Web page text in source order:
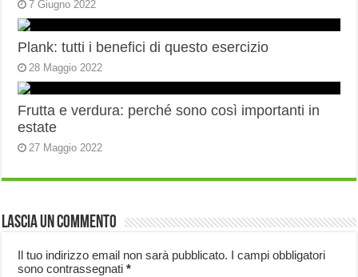
7 Giugno 2022
Plank: tutti i benefici di questo esercizio
28 Maggio 2022
Frutta e verdura: perché sono così importanti in
estate
27 Maggio 2022
Lascia un commento
Il tuo indirizzo email non sarà pubblicato. I campi obbligatori
sono contrassegnati*